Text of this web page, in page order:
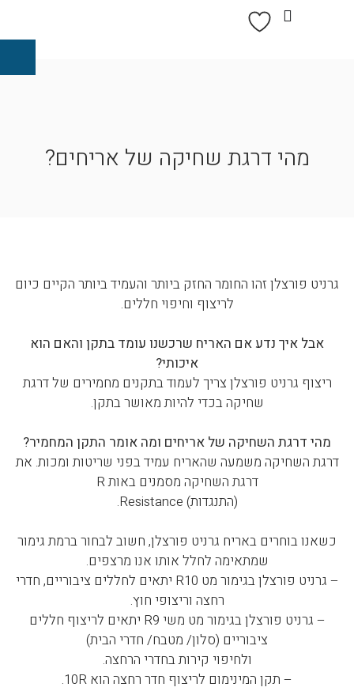
מהי דרגת שחיקה של אריחים?
גרניט פורצלן זהו החומר החזק ביותר והעמיד ביותר הקיים כיום
לריצוף וחיפוי חללים.
אבל איך נדע אם האריח שרכשנו עומד בתקן והאם הוא
איכותי?
ריצוף גרניט פורצלן צריך לעמוד בתקנים מחמירים של דרגת
שחיקה בכדי להיות מאושר בתקן.
מהי דרגת השחיקה של אריחים ומה אומר התקן המחמיר?
דרגת השחיקה משמעה שהאריח עמיד בפני שריטות ומכות. את
דרגת השחיקה מסמנים באות R
(התנגדות) Resistance.
כשאנו בוחרים באריח גרניט פורצלן, חשוב לבחור ברמת גימור
שמתאימה לחלל אותו אנו מרצפים.
– גרניט פורצלן בגימור מט R10 יתאים לחללים ציבוריים, חדרי
רחצה וריצופי חוץ.
– גרניט פורצלן בגימור מט משי R9 יתאים לריצוף חללים
ציבוריים (סלון/ מטבח/ חדרי הבית)
ולחיפוי קירות בחדרי הרחצה.
– תקן המינימום לריצוף חדר רחצה הוא 10R.